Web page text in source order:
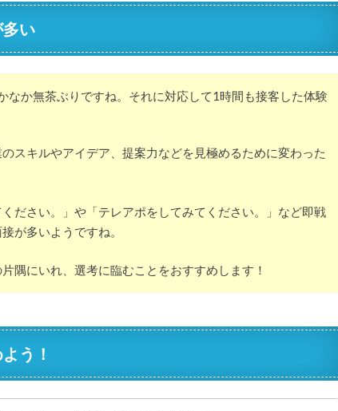
い
なか無茶ぶりですね。それに対応して1時間も接客した体験
スキルやアイデア、提案力などを見極めるために変わった
ださい。」や「テレアポをしてみてください。」など即戦
が多いようですね。
隅にいれ、選考に臨むことをおすすめします！
う！